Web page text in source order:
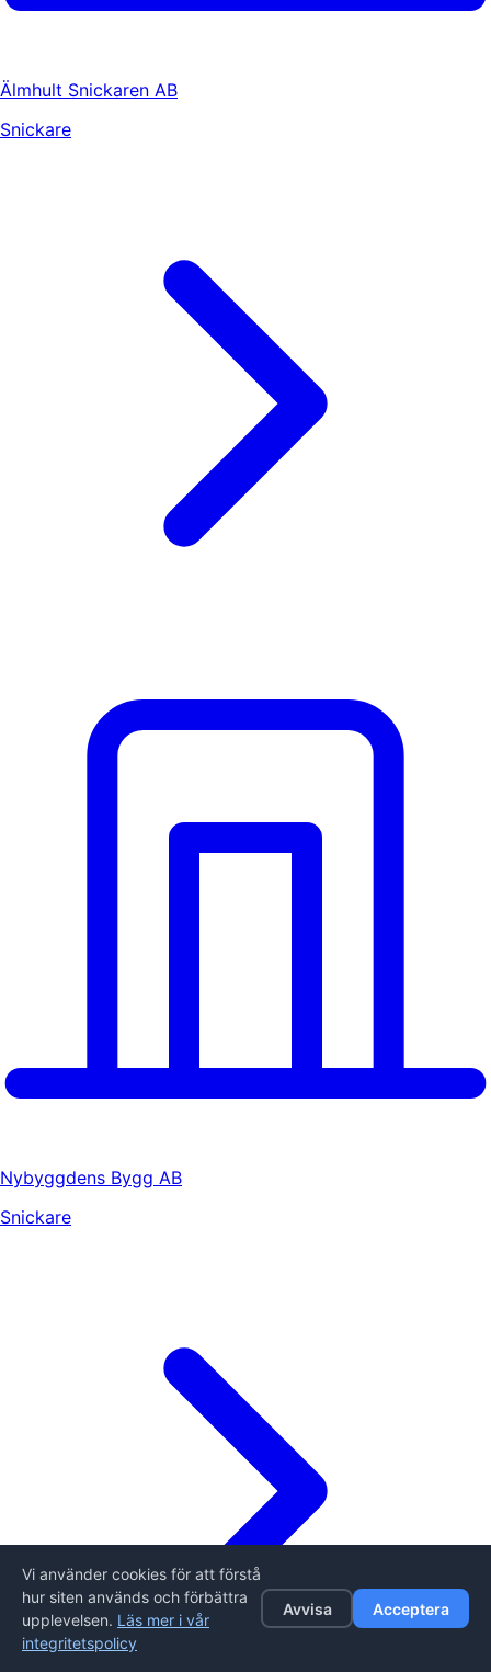
Älmhult Snickaren AB
Snickare
Nybyggdens Bygg AB
Snickare
Vi använder cookies för att förstå
hur siten används och förbättra
upplevelsen. Läs mer i vår
integritetspolicy
Avvisa Acceptera